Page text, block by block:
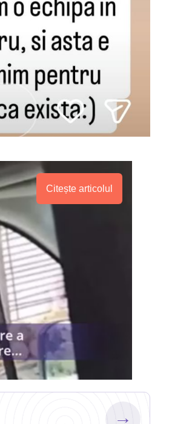
Citește articolul
→